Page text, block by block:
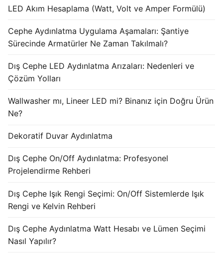
Cephe Animasyon LEDLine Serisi
Cephe Animasyon DOTLED Serisi
Cephe Animasyon WallWasher Serisi
KATALOG
SSS
BLOG
German
LED Akım Hesaplama (Watt, Volt ve Amper Formülü)
Cephe Aydınlatma Uygulama Aşamaları: Şantiye
Sürecinde Armatürler Ne Zaman Takılmalı?
Dış Cephe LED Aydınlatma Arızaları: Nedenleri ve
Çözüm Yolları
Wallwasher mı, Lineer LED mi? Binanız için Doğru Ürün
Ne?
Dekoratif Duvar Aydınlatma
Dış Cephe On/Off Aydınlatma: Profesyonel
Projelendirme Rehberi
Dış Cephe Işık Rengi Seçimi: On/Off Sistemlerde Işık
Rengi ve Kelvin Rehberi
Dış Cephe Aydınlatma Watt Hesabı ve Lümen Seçimi
Nasıl Yapılır?